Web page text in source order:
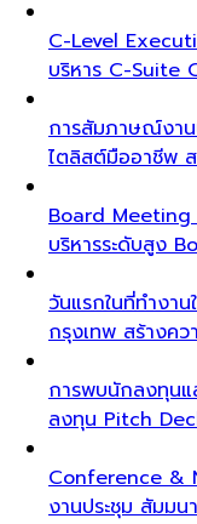
C-Level
บริหาร C-Suite
การสัมภาษณ์งาน
ไตลิสต์มืออาชีพ
Board Meeting
บริหารระดับสูง
วันแรกในที่ทำงาน
กรุงเทพ สร้างค
การพบนักลงทุนแ
ลงทุน Pitch
Conference &
งานประชุม สัมม